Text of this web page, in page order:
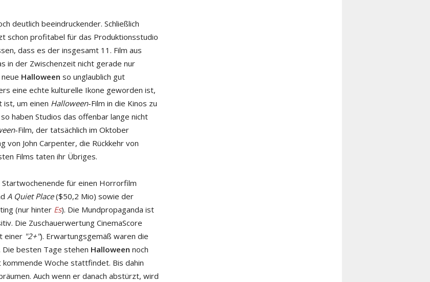
deutlich beeindruckender. Schließlich
schon profitabel für das Produktionsstudio
dass es der insgesamt 11. Film aus
in der Zwischenzeit nicht gerade nur
Halloween so unglaublich gut
eine echte kulturelle Ikone geworden ist,
ist, um einen Halloween-Film in die Kinos zu
haben Studios das offenbar lange nicht
-Film, der tatsächlich im Oktober
von John Carpenter, die Rückkehr von
Films taten ihr Übriges.
für einen Horrorfilm
A Quiet Place($50,2 Mio) sowie der
(nur hinter Es). Die Mundpropaganda ist
Die Zuschauerwertung CinemaScore
einer "2+"). Erwartungsgemäß waren die
Die besten Tage stehen Halloween noch
Woche stattfindet. Bis dahin
Auch wenn er danach abstürzt, wird